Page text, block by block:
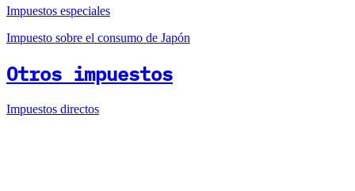
Impuestos especiales
Impuesto sobre el consumo de Japón
Otros impuestos
Impuestos directos